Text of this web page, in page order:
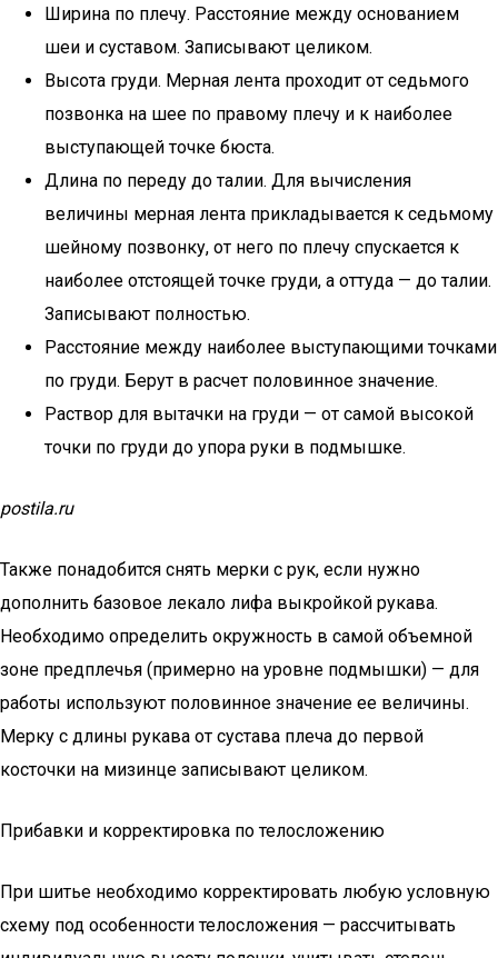
Ширина по плечу. Расстояние между основанием
шеи и суставом. Записывают целиком.
Высота груди. Мерная лента проходит от седьмого
позвонка на шее по правому плечу и к наиболее
выступающей точке бюста.
Длина по переду до талии. Для вычисления
величины мерная лента прикладывается к седьмому
шейному позвонку, от него по плечу спускается к
наиболее отстоящей точке груди, а оттуда — до талии.
Записывают полностью.
Расстояние между наиболее выступающими точками
по груди. Берут в расчет половинное значение.
Раствор для вытачки на груди — от самой высокой
точки по груди до упора руки в подмышке.
postila.ru
Также понадобится снять мерки с рук, если нужно
дополнить базовое лекало лифа выкройкой рукава.
Необходимо определить окружность в самой объемной
зоне предплечья (примерно на уровне подмышки) — для
работы используют половинное значение ее величины.
Мерку с длины рукава от сустава плеча до первой
косточки на мизинце записывают целиком.
Прибавки и корректировка по телосложению
При шитье необходимо корректировать любую условную
схему под особенности телосложения — рассчитывать